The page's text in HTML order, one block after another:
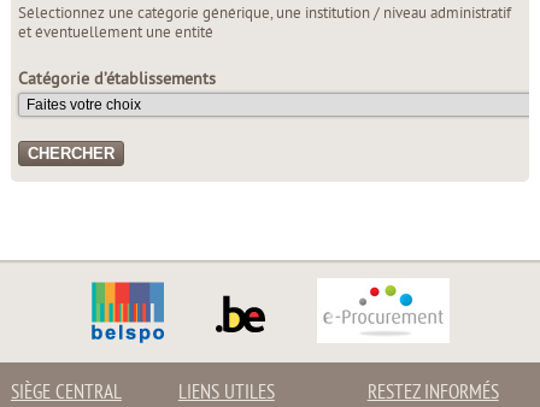
Sélectionnez une catégorie générique, une institution / niveau administratif
et éventuellement une entité
Catégorie d’établissements
SIÈGE CENTRAL LIENS UTILES RESTEZ INFORMÉS